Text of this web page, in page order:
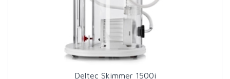
Deltec Skimmer 1500i